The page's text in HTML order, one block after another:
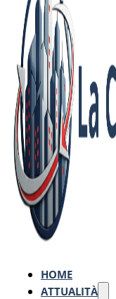
HOME
ATTUALITÀ